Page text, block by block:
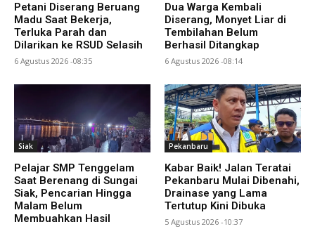
Petani Diserang Beruang
Madu Saat Bekerja,
Terluka Parah dan
Dilarikan ke RSUD Selasih
6 Agustus 2026 -08:35
Dua Warga Kembali
Diserang, Monyet Liar di
Tembilahan Belum
Berhasil Ditangkap
6 Agustus 2026 -08:14
Siak
Pelajar SMP Tenggelam
Saat Berenang di Sungai
Siak, Pencarian Hingga
Malam Belum
Membuahkan Hasil
Pekanbaru
Kabar Baik! Jalan Teratai
Pekanbaru Mulai Dibenahi,
Drainase yang Lama
Tertutup Kini Dibuka
5 Agustus 2026 -10:37